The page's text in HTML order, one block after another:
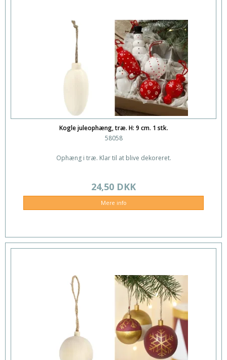
Kogle juleophæng, træ. H: 9 cm. 1 stk.
58058
Ophæng i træ. Klar til at blive dekoreret.
24,50 DKK
Mere info